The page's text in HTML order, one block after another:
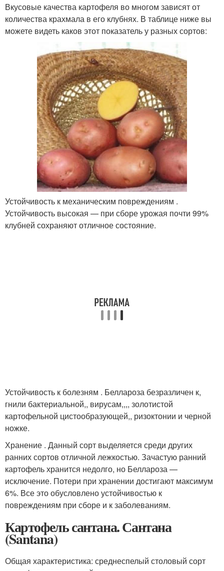
Вкусовые качества картофеля во многом зависят от
количества крахмала в его клубнях. В таблице ниже вы
можете видеть каков этот показатель у разных сортов:
Устойчивость к механическим повреждениям .
Устойчивость высокая — при сборе урожая почти 99%
клубней сохраняют отличное состояние.
Устойчивость к болезням . Беллароза безразличен к,
гнили бактериальной,, вирусам,,,, золотистой
картофельной цистообразующей,, ризоктонии и черной
ножке.
Хранение . Данный сорт выделяется среди других
ранних сортов отличной лежкостью. Зачастую ранний
картофель хранится недолго, но Беллароза —
исключение. Потери при хранении достигают максимум
6%. Все это обусловлено устойчивостью к
повреждениям при сборе и к заболеваниям.
Картофель сантана. Сантана
(Santana)
Общая характеристика: среднеспелый столовый сорт